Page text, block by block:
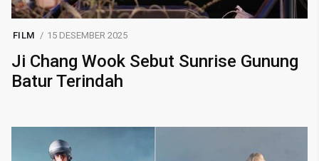
FILM 15 DESEMBER 2025
Ji Chang Wook Sebut Sunrise Gunung
Batur Terindah